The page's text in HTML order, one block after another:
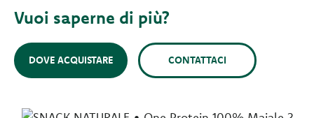
Vuoi saperne di più?
DOVE ACQUISTARE CONTATTACI